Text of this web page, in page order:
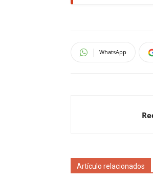
WhatsApp
Artículo relacionados